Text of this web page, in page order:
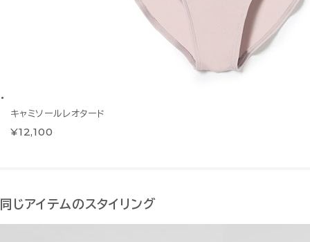
キャミソールレオタード
¥12,100
同じアイテムのスタイリング